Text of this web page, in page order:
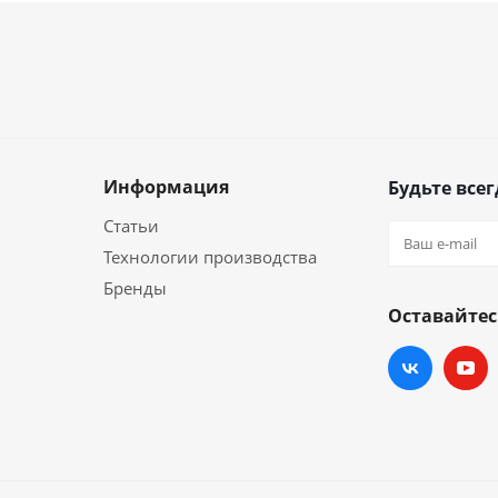
Информация
Статьи
Технологии производства
Бренды
Будьте